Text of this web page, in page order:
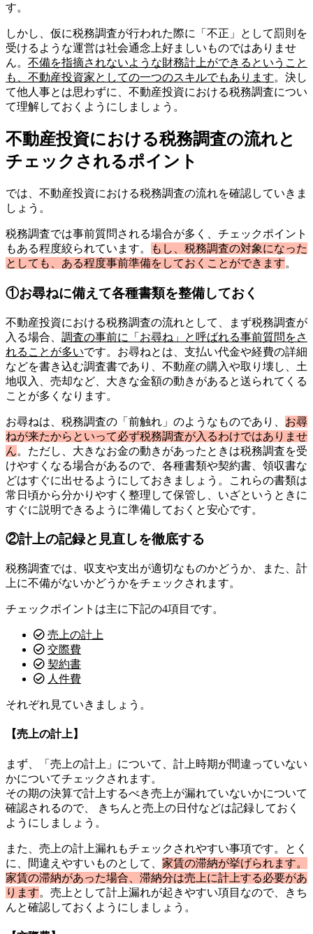
す。
しかし、仮に税務調査が行われた際に「不正」として罰則を
受けるような運営は社会通念上好ましいものではありませ
ん。 不備を指摘されないような財務計上ができるということ
も、不動産投資家としての一つのスキルでもあります。決し
て他人事とは思わずに、不動産投資における税務調査につい
て理解しておくようにしましょう。
不動産投資における税務調査の流れと
チェックされるポイント
では、不動産投資における税務調査の流れを確認していきま
しょう。
税務調査では事前質問される場合が多く、チェックポイント
もある程度絞られています。
もし、税務調査の対象になった
としても、ある程度事前準備をしておくことができます。
①お尋ねに備えて各種書類を整備しておく
不動産投資における税務調査の流れとして、まず税務調査が
入る場合、 調査の事前に「お尋ね」と呼ばれる事前質問をさ
れることが多いです。お尋ねとは、支払い代金や経費の詳細
などを書き込む調査書であり、不動産の購入や取り壊し、土
地収入、売却など、大きな金額の動きがあると送られてくる
ことが多くなります。
お尋ねは、税務調査の「前触れ」のようなものであり、 お尋
ねが来たからといって必ず税務調査が入るわけではありませ
ん。ただし、大きなお金の動きがあったときは税務調査を受
けやすくなる場合があるので、各種書類や契約書、領収書な
どはすぐに出せるようにしておきましょう。これらの書類は
常日頃から分かりやすく整理して保管し、いざというときに
すぐに説明できるように準備しておくと安心です。
②計上の記録と見直しを徹底する
税務調査では、収支や支出が適切なものかどうか、また、計
上に不備がないかどうかをチェックされます。
チェックポイントは主に下記の4項目です。
売上の計上
交際費
契約書
人件費
それぞれ見ていきましょう。
【売上の計上】
まず、「売上の計上」について、計上時期が間違っていない
かについてチェックされます。
その期の決算で計上するべき売上が漏れていないかについて
確認されるので、 きちんと売上の日付などは記録しておく
ようにしましょう。
また、売上の計上漏れもチェックされやすい事項です。とく
に、間違えやすいものとして、 家賃の滞納が挙げられます。
家賃の滞納があった場合、滞納分は売上に計上する必要があ
ります。売上として計上漏れが起きやすい項目なので、きち
んと確認しておくようにしましょう。